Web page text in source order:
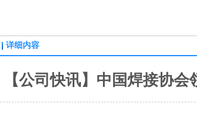
详细内容
【公司快讯】中国焊接协